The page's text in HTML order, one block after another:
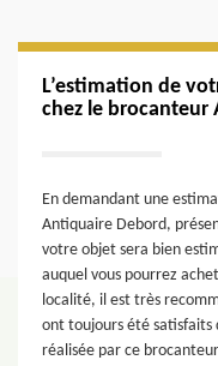
L’estimation de
chez le brocanteur
En demandant une
Antiquaire Debord,
votre objet sera bien
auquel vous pourrez
localité, il est très
ont toujours été satisfaits
réalisée par ce